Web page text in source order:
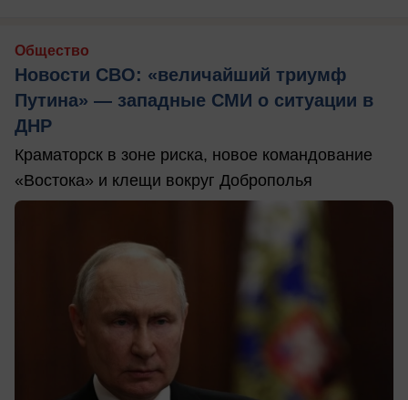
Общество
Новости СВО: «величайший триумф
Путина» — западные СМИ о ситуации в
ДНР
Краматорск в зоне риска, новое командование
«Востока» и клещи вокруг Доброполья